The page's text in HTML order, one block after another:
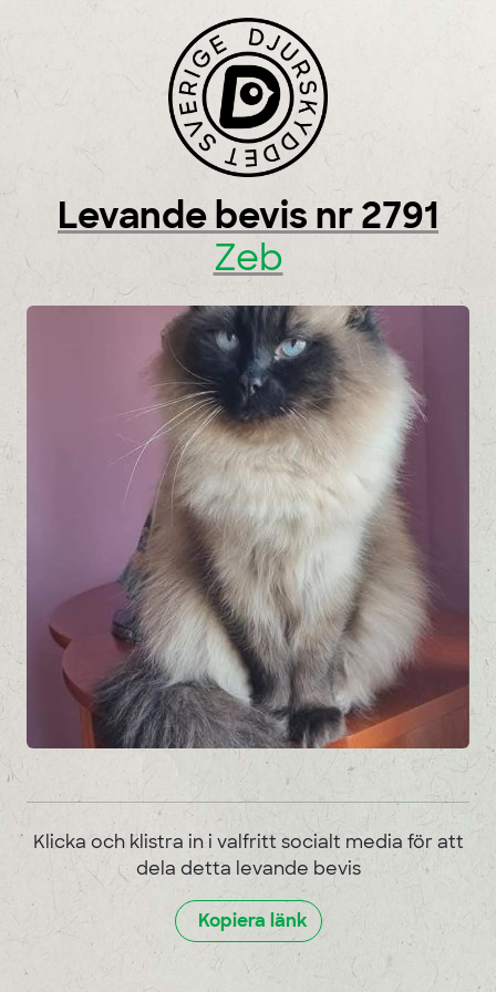
Skip to content
Levande bevis nr 2791
Zeb
Klicka och klistra in i valfritt socialt media för att
dela detta levande bevis
Kopiera länk